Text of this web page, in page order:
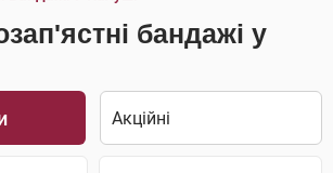
бандажі у